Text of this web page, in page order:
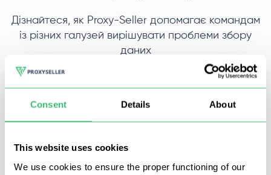
Consent Details About
This website uses cookies
We use cookies to ensure the proper functioning of our
Дізнайтеся, як Proxy-Seller допомагає командам
із різних галузей вирішувати проблеми збору
даних
Розмір компанії
Ніша